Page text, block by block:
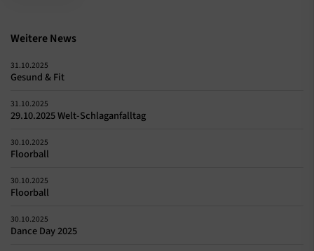
Weitere News
31.10.2025
Gesund & Fit
31.10.2025
29.10.2025 Welt-Schlaganfalltag
30.10.2025
Floorball
30.10.2025
Floorball
30.10.2025
Dance Day 2025